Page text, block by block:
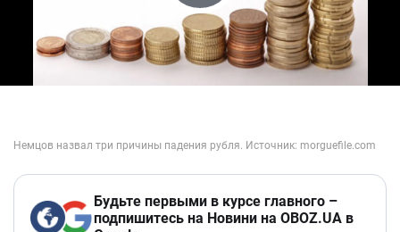
Будьте первыми в курсе главного –
подпишитесь на Новини на OBOZ.UA в